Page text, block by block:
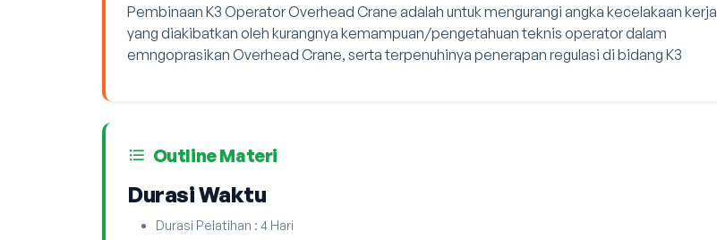
Pembinaan K3 Operator Overhead Crane adalah untuk mengurangi angka kecelakaan kerja
yang diakibatkan oleh kurangnya kemampuan/pengetahuan teknis operator dalam
emngoprasikan Overhead Crane, serta terpenuhinya penerapan regulasi di bidang K3
Outline Materi
Durasi Waktu
Durasi Pelatihan : 4 Hari